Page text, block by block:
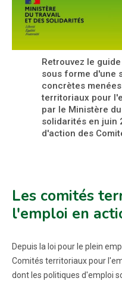
Retrouvez le
sous forme d'une
concrètes
territoriaux pour
par le Ministère
solidarités en juin
d'action des
Les comités
l'emploi en
Depuis la loi pour le plein
Comités territoriaux pour
dont les politiques d'emploi